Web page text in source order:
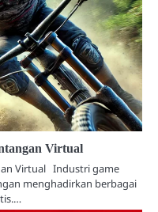
Virtual
Virtual Industri game
menghadirkan berbagai